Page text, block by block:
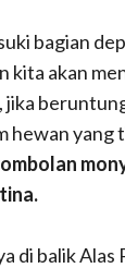
bagian
kita akan
hewan yang
di balik